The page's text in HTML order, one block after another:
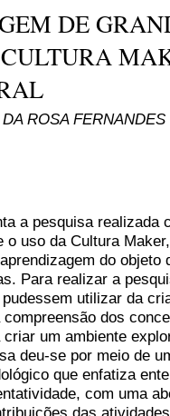
DE
ROSA FERNANDES
a pesquisa realizada
o uso da Cultura
do objeto
Para realizar a
utilizar da
dos
criar um ambiente
deu-se por meio de
que enfatiza
com uma
das